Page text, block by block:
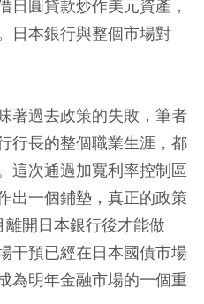
日圓貸款炒作美元資產，
日本銀行與整個市場對
著過去政策的失敗，筆者
行長的整個職業生涯，都
這次通過加寬利率控制區
出一個鋪墊，真正的政策
開日本銀行後才能做
干預已經在日本國債市場
為明年金融市場的一個重